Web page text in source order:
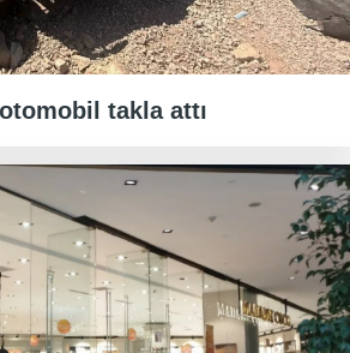
otomobil takla attı